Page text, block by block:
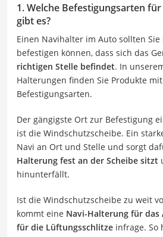
1. Welche Befestigungsarten
gibt es?
Einen Navihalter im Auto sollten Sie
befestigen können, dass sich das
richtigen Stelle befindet. In
Halterungen finden Sie Produkte
Befestigungsarten.
Der gängigste Ort zur Befestigung
ist die Windschutzscheibe. Ein
Navi an Ort und Stelle und sorgt
Halterung fest an der Scheibe sitzt
hinunterfällt.
Ist die Windschutzscheibe zu weit
kommt eine Navi-Halterung für
für die Lüftungsschlitze infrage. So